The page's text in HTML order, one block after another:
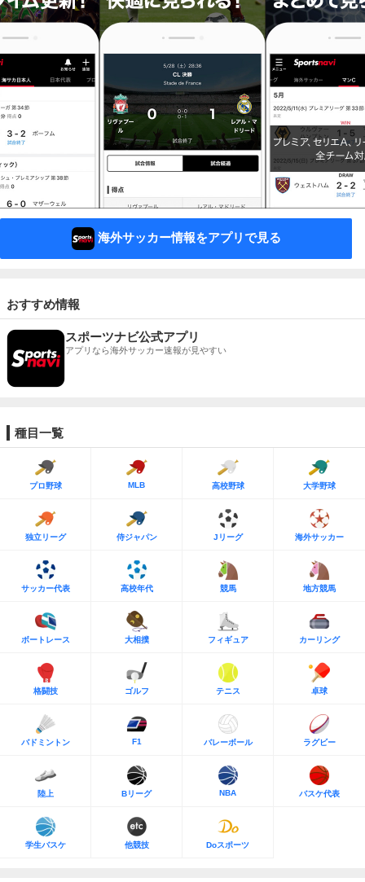
海外サッカー情報をアプリで見る
おすすめ情報
スポーツナビ公式アプリ
アプリなら海外サッカー速報が見やすい
種目一覧
プロ野球 MLB 高校野球 大学野球
独立リーグ 侍ジャパン Jリーグ 海外サッカー
サッカー代表 高校年代 競馬 地方競馬
ボートレース 大相撲 フィギュア カーリング
格闘技 ゴルフ テニス 卓球
バドミントン F1 バレーボール ラグビー
陸上 Bリーグ NBA バスケ代表
学生バスケ 他競技 Doスポーツ